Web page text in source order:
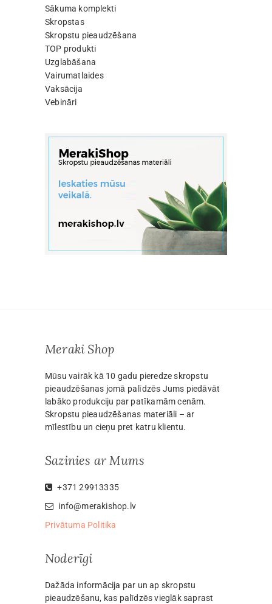
Sākuma komplekti
Skropstas
Skropstu pieaudzēšana
TOP produkti
Uzglabāšana
Vairumatlaides
Vaksācija
Vebināri
Meraki Shop
Mūsu vairāk kā 10 gadu pieredze skropstu
pieaudzēšanas jomā palīdzēs Jums piedāvāt
labāko produkciju par patīkamām cenām.
Skropstu pieaudzēšanas materiāli – ar
mīlestību un cieņu pret katru klientu.
Sazinies ar Mums
+371 29913335
info@merakishop.lv
Privātuma Politika
Noderīgi
Dažāda informācija par un ap skropstu
pieaudzēšanu, kas palīdzēs vieglāk saprast